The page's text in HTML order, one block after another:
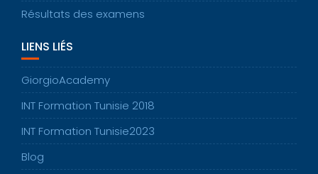
Résultats des examens
LIENS LIÉS
GiorgioAcademy
INT Formation Tunisie 2018
INT Formation Tunisie2023
Blog